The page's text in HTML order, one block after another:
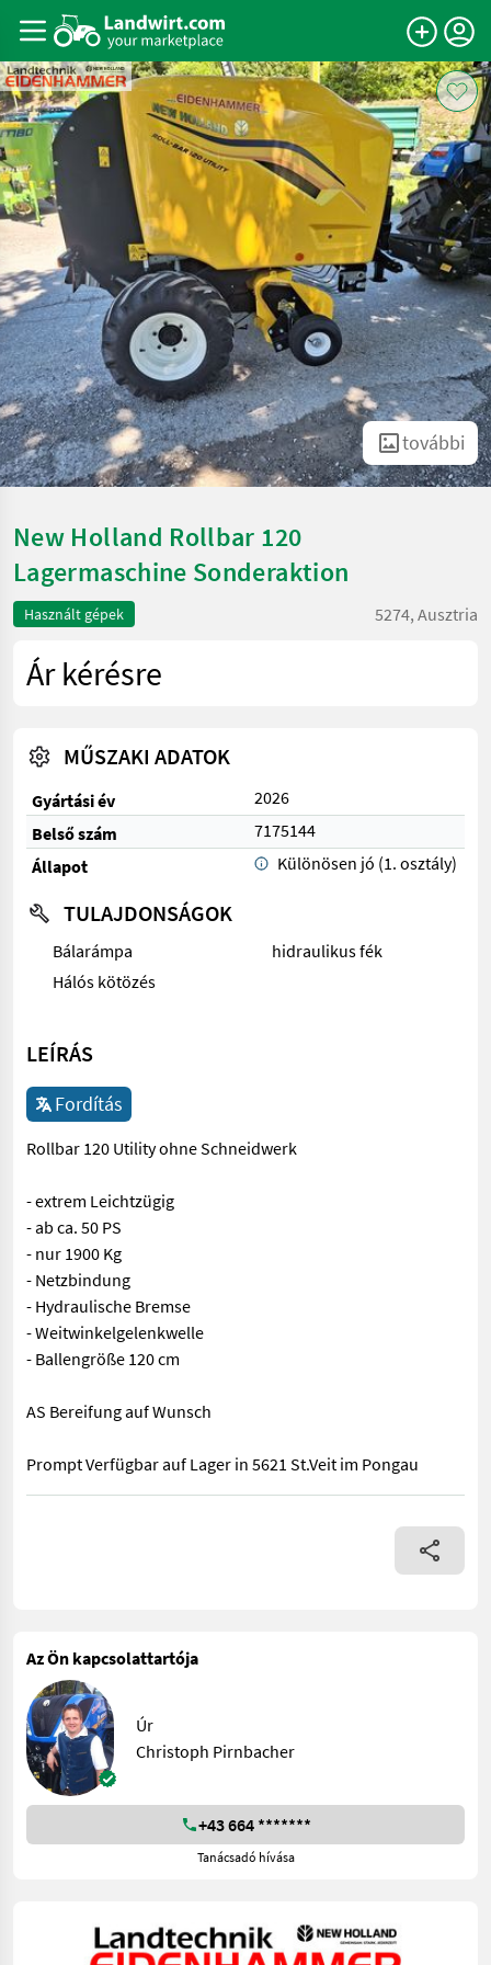
további
New Holland Rollbar 120
Lagermaschine Sonderaktion
Használt gépek 5274, Ausztria
Ár kérésre
MŰSZAKI ADATOK
Gyártási év
2026
Belső szám
7175144
Állapot
Különösen jó (1. osztály)
TULAJDONSÁGOK
Bálarámpa
hidraulikus fék
Hálós kötözés
LEÍRÁS
Fordítás
Rollbar 120 Utility ohne Schneidwerk
- extrem Leichtzügig
- ab ca. 50 PS
- nur 1900 Kg
- Netzbindung
- Hydraulische Bremse
- Weitwinkelgelenkwelle
- Ballengröße 120 cm
AS Bereifung auf Wunsch
Prompt Verfügbar auf Lager in 5621 St.Veit im Pongau
Rollbar 120 Utility ohne Schneidwerk - extrem Leichtzügig - ab
Az Ön kapcsolattartója
Úr
Christoph Pirnbacher
+43 664 *******
Tanácsadó hívása